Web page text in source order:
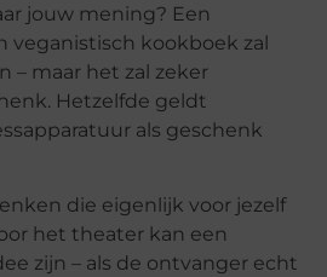
jouw mening? Een
veganistisch kookboek zal
– maar het zal zeker
Hetzelfde geldt
als geschenk
die eigenlijk voor jezelf
het theater kan een
zijn – als de ontvanger echt